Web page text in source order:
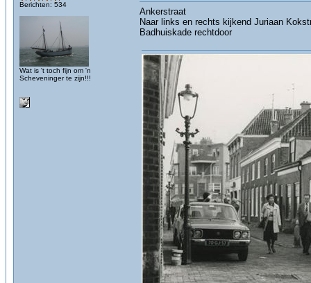
Berichten: 534
Wat is 't toch fijn om 'n
Scheveninger te zijn!!!
Ankerstraat
Naar links en rechts kijkend Juriaan
Badhuiskade rechtdoor